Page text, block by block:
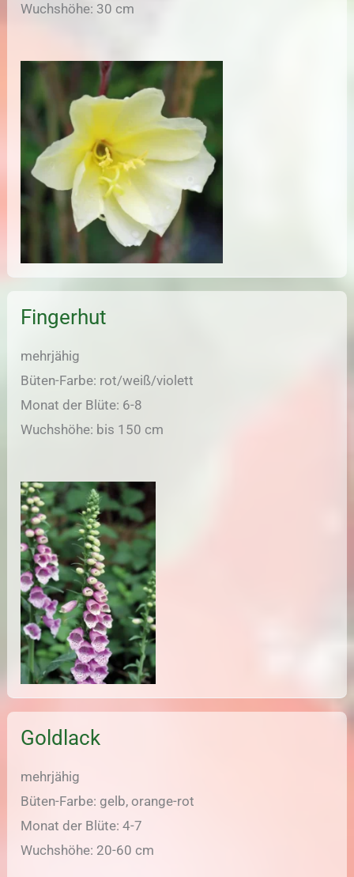
Wuchshöhe: 30 cm
Fingerhut
mehrjähig
Büten-Farbe: rot/weiß/violett
Monat der Blüte: 6-8
Wuchshöhe: bis 150 cm
Goldlack
mehrjähig
Büten-Farbe: gelb, orange-rot
Monat der Blüte: 4-7
Wuchshöhe: 20-60 cm